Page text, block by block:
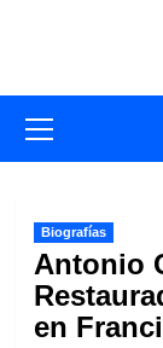
primario
Biografías
Antonio
en